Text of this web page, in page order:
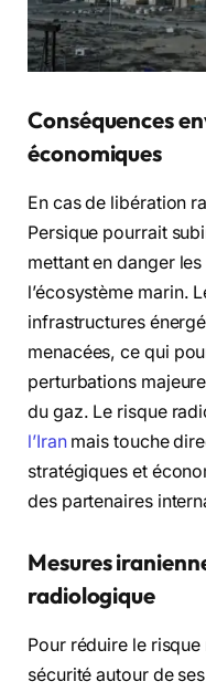
Conséquences
économiques
En cas de libération
Persique pourrait
mettant en danger
l’écosystème marin.
infrastructures
menacées, ce qui
perturbations
du gaz. Le risque
l’Iranmais touche
stratégiques et
des partenaires
Mesures
radiologique
Pour réduire le
sécurité autour de